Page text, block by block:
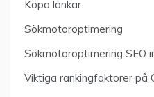
Köpa länkar
Sökmotoroptimering
Sökmotoroptimering SEO
Viktiga rankingfaktorer på